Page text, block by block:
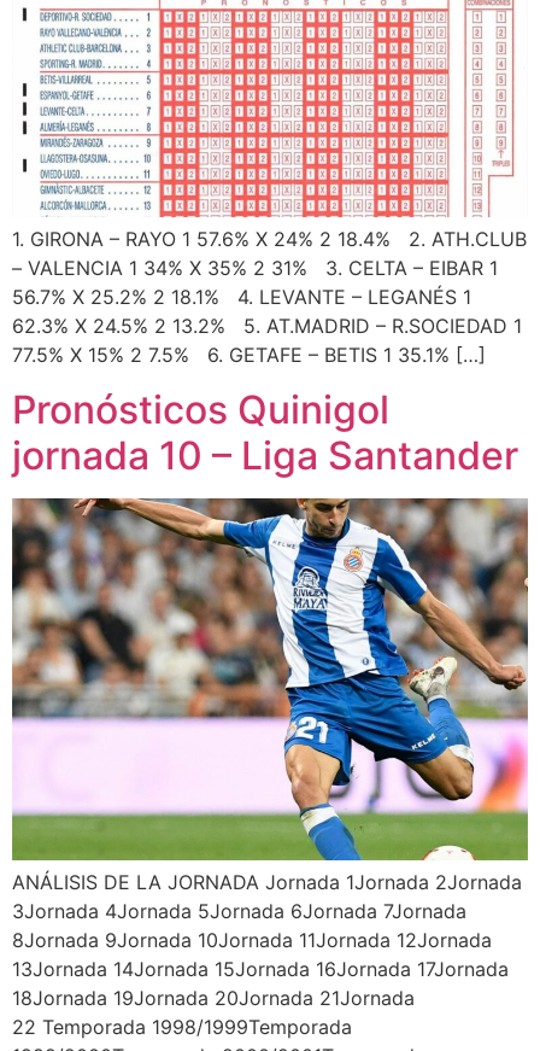
1. GIRONA – RAYO 1 57.6% X 24% 2 18.4% 2. ATH.CLUB
– VALENCIA 1 34% X 35% 2 31% 3. CELTA – EIBAR 1
56.7% X 25.2% 2 18.1% 4. LEVANTE – LEGANÉS 1
62.3% X 24.5% 2 13.2% 5. AT.MADRID – R.SOCIEDAD 1
77.5% X 15% 2 7.5% 6. GETAFE – BETIS 1 35.1% […]
Pronósticos Quinigol
jornada 10 – Liga Santander
ANÁLISIS DE LA JORNADA Jornada 1Jornada 2Jornada
3Jornada 4Jornada 5Jornada 6Jornada 7Jornada
8Jornada 9Jornada 10Jornada 11Jornada 12Jornada
13Jornada 14Jornada 15Jornada 16Jornada 17Jornada
18Jornada 19Jornada 20Jornada 21Jornada
22 Temporada 1998/1999Temporada